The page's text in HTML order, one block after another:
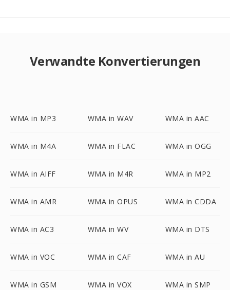
Verwandte Konvertierungen
WMA in MP3 WMA in WAV WMA in AAC
WMA in M4A WMA in FLAC WMA in OGG
WMA in AIFF WMA in M4R WMA in MP2
WMA in AMR WMA in OPUS WMA in CDDA
WMA in AC3 WMA in WV WMA in DTS
WMA in VOC WMA in CAF WMA in AU
WMA in GSM WMA in VOX WMA in SMP